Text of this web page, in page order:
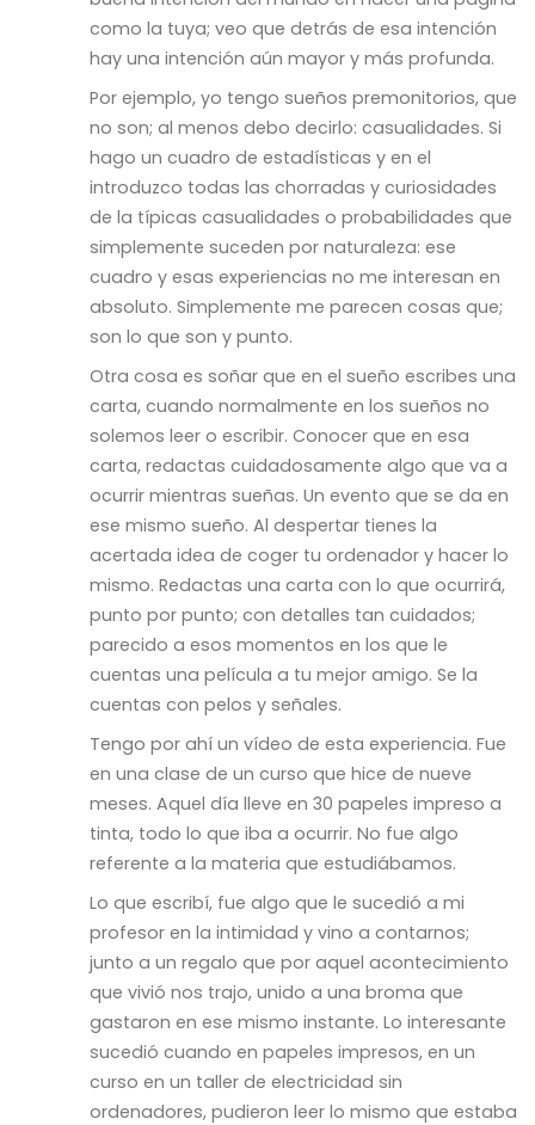
como la tuya; veo que detrás de esa intención
hay una intención aún mayor y más profunda.
Por ejemplo, yo tengo sueños premonitorios, que
no son; al menos debo decirlo: casualidades. Si
hago un cuadro de estadísticas y en el
introduzco todas las chorradas y curiosidades
de la típicas casualidades o probabilidades que
simplemente suceden por naturaleza: ese
cuadro y esas experiencias no me interesan en
absoluto. Simplemente me parecen cosas que;
son lo que son y punto.
Otra cosa es soñar que en el sueño escribes una
carta, cuando normalmente en los sueños no
solemos leer o escribir. Conocer que en esa
carta, redactas cuidadosamente algo que va a
ocurrir mientras sueñas. Un evento que se da en
ese mismo sueño. Al despertar tienes la
acertada idea de coger tu ordenador y hacer lo
mismo. Redactas una carta con lo que ocurrirá,
punto por punto; con detalles tan cuidados;
parecido a esos momentos en los que le
cuentas una película a tu mejor amigo. Se la
cuentas con pelos y señales.
Tengo por ahí un vídeo de esta experiencia. Fue
en una clase de un curso que hice de nueve
meses. Aquel día lleve en 30 papeles impreso a
tinta, todo lo que iba a ocurrir. No fue algo
referente a la materia que estudiábamos.
Lo que escribí, fue algo que le sucedió a mi
profesor en la intimidad y vino a contarnos;
junto a un regalo que por aquel acontecimiento
que vivió nos trajo, unido a una broma que
gastaron en ese mismo instante. Lo interesante
sucedió cuando en papeles impresos, en un
curso en un taller de electricidad sin
ordenadores, pudieron leer lo mismo que estaba